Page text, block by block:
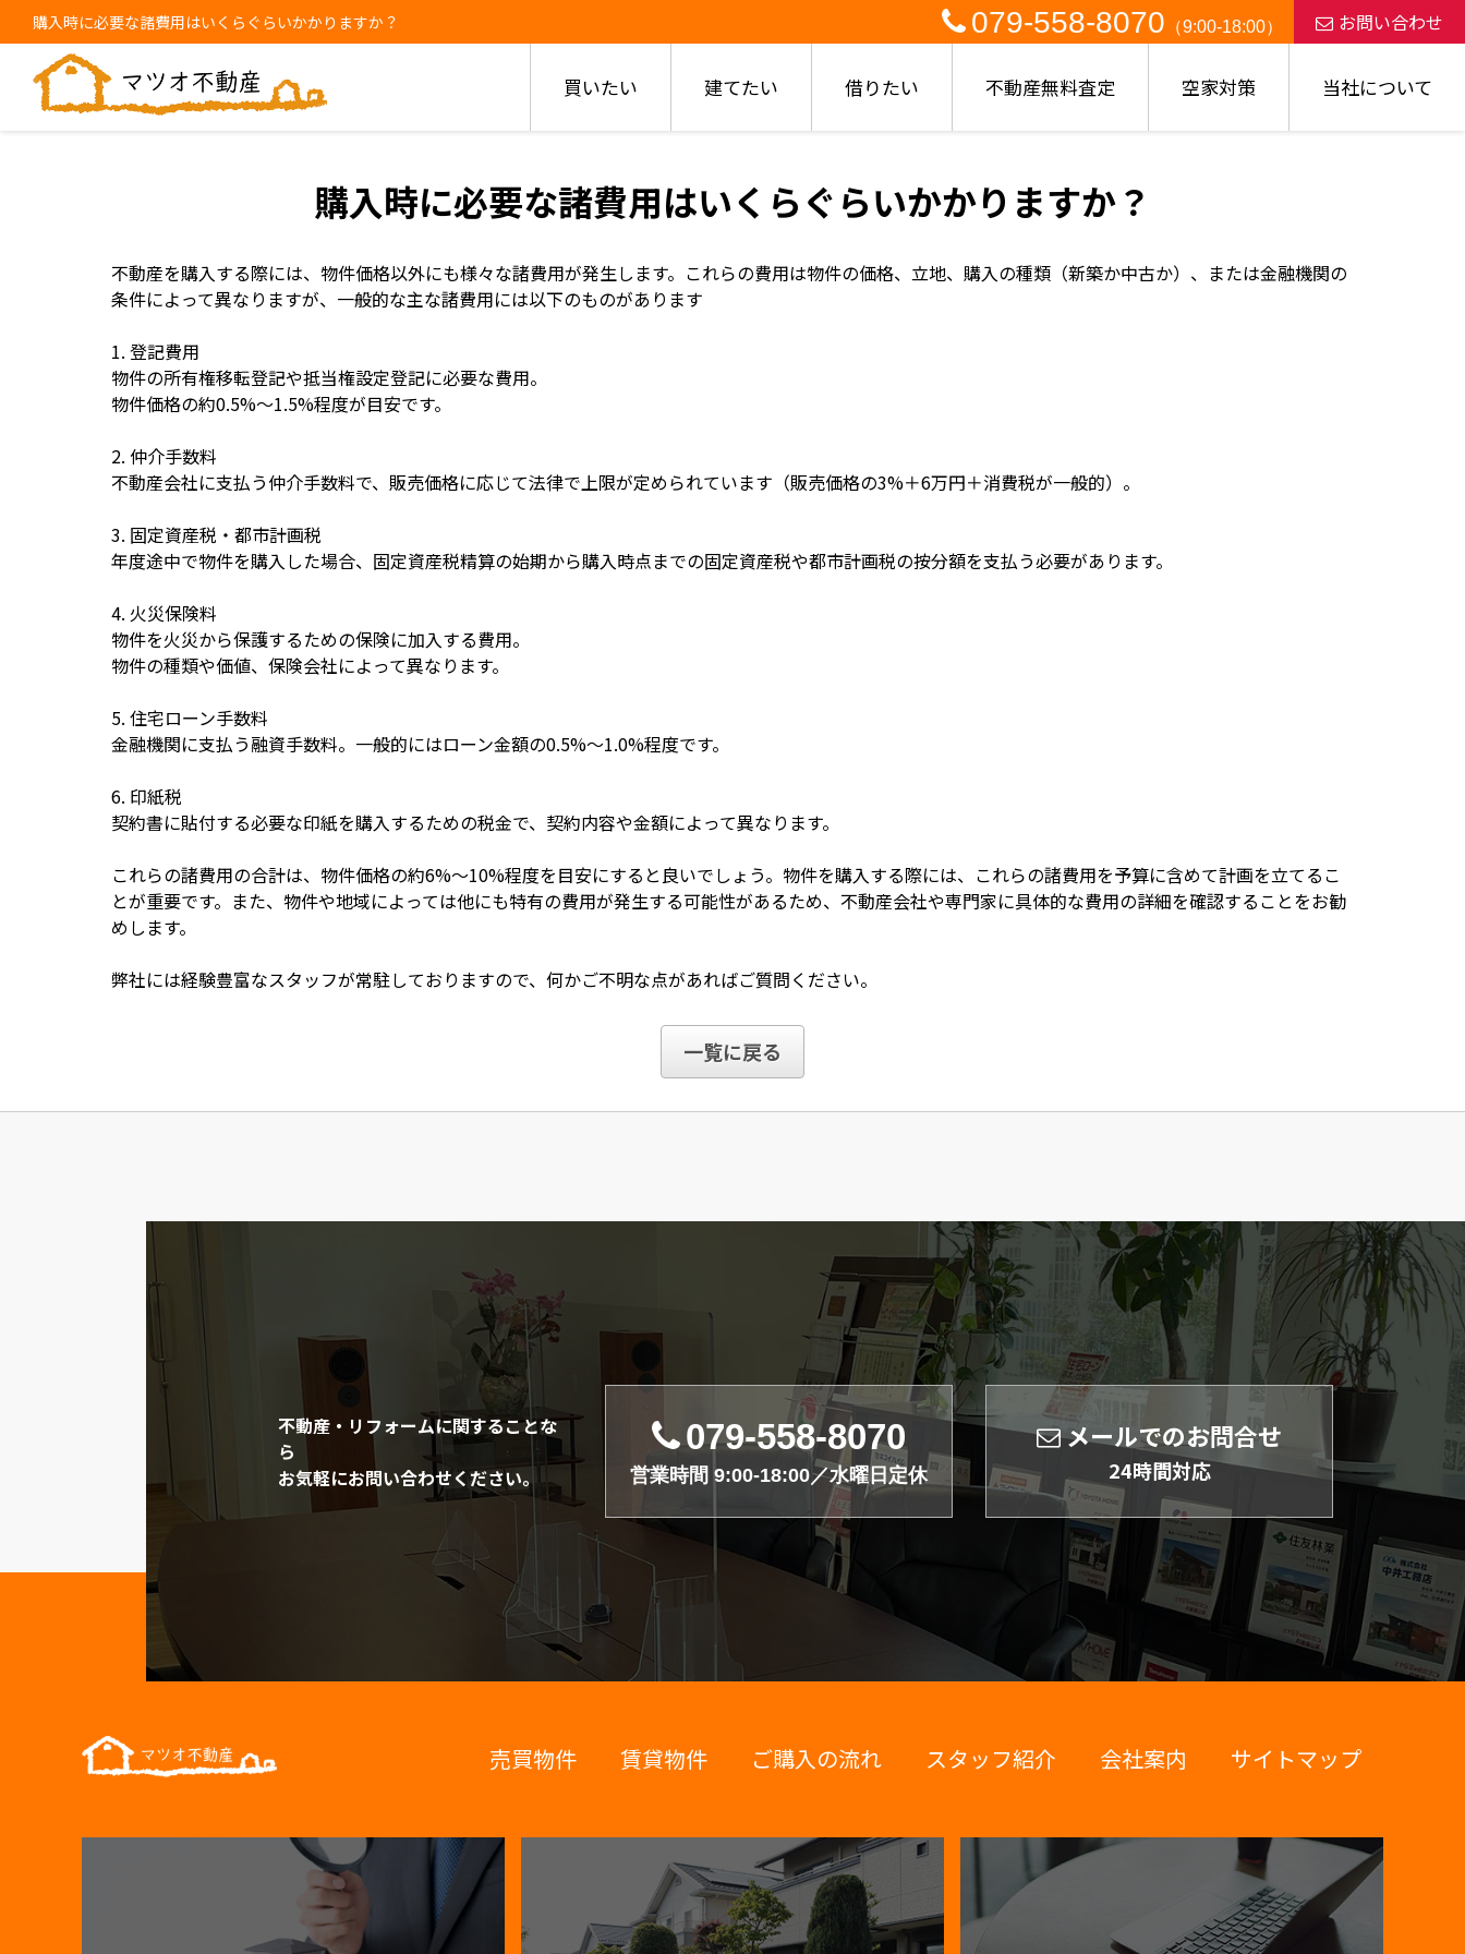
購入時に必要な諸費用はいくらぐらいかかりますか？ 079-558-8070 （9:00-18:00） お問い合わせ
買いたい 建てたい 借りたい 不動産無料査定 空家対策 当社について
購入時に必要な諸費用はいくらぐらいかかりますか？
不動産を購入する際には、物件価格以外にも様々な諸費用が発生します。これらの費用は物件の価格、立地、購入の種類（新築か中古か）、または金融機関の
条件によって異なりますが、一般的な主な諸費用には以下のものがあります
1. 登記費用
物件の所有権移転登記や抵当権設定登記に必要な費用。
物件価格の約0.5%〜1.5%程度が目安です。
2. 仲介手数料
不動産会社に支払う仲介手数料で、販売価格に応じて法律で上限が定められています（販売価格の3%＋6万円＋消費税が一般的）。
3. 固定資産税・都市計画税
年度途中で物件を購入した場合、固定資産税精算の始期から購入時点までの固定資産税や都市計画税の按分額を支払う必要があります。
4. 火災保険料
物件を火災から保護するための保険に加入する費用。
物件の種類や価値、保険会社によって異なります。
5. 住宅ローン手数料
金融機関に支払う融資手数料。一般的にはローン金額の0.5%〜1.0%程度です。
6. 印紙税
契約書に貼付する必要な印紙を購入するための税金で、契約内容や金額によって異なります。
これらの諸費用の合計は、物件価格の約6%〜10%程度を目安にすると良いでしょう。物件を購入する際には、これらの諸費用を予算に含めて計画を立てるこ
とが重要です。また、物件や地域によっては他にも特有の費用が発生する可能性があるため、不動産会社や専門家に具体的な費用の詳細を確認することをお勧
めします。
弊社には経験豊富なスタッフが常駐しておりますので、何かご不明な点があればご質問ください。
一覧に戻る
不動産・リフォームに関することな
ら
お気軽にお問い合わせください。
079-558-8070
営業時間 9:00-18:00／水曜日定休
メールでのお問合せ
24時間対応
売買物件 賃貸物件 ご購入の流れ スタッフ紹介 会社案内 サイトマップ